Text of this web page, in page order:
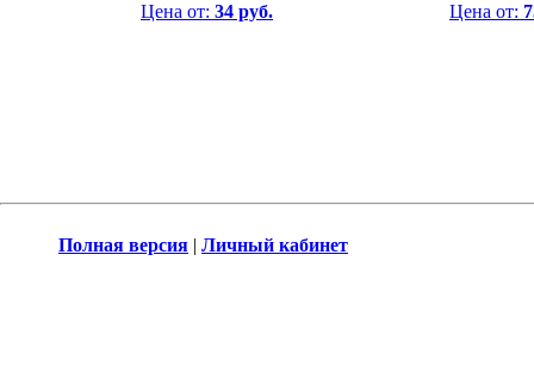
Цена от: 34 руб. Цена от:
Полная версия | Личный кабинет